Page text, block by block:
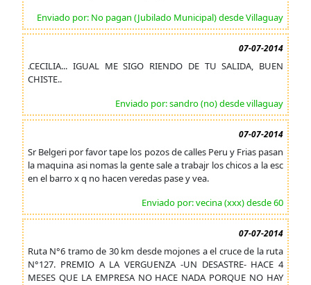
Enviado por: No pagan (Jubilado Municipal) desde Villaguay
07-07-2014
.CECILIA... IGUAL ME SIGO RIENDO DE TU SALIDA, BUEN
CHISTE..
Enviado por: sandro (no) desde villaguay
07-07-2014
Sr Belgeri por favor tape los pozos de calles Peru y Frias pasan
la maquina asi nomas la gente sale a trabajr los chicos a la esc
en el barro x q no hacen veredas pase y vea.
Enviado por: vecina (xxx) desde 60
07-07-2014
Ruta N°6 tramo de 30 km desde mojones a el cruce de la ruta
N°127. PREMIO A LA VERGUENZA -UN DESASTRE- HACE 4
MESES QUE LA EMPRESA NO HACE NADA PORQUE NO HAY